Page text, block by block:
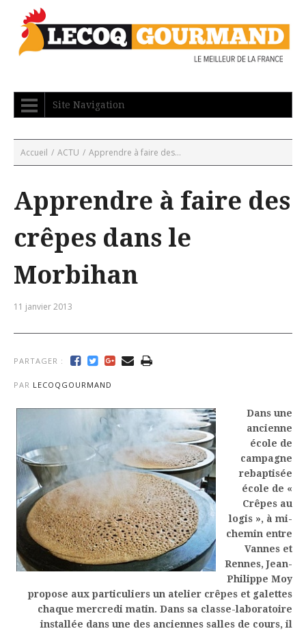
Site Navigation
Accueil / ACTU / Apprendre à faire des...
Apprendre à faire des
crêpes dans le
Morbihan
11 janvier 2013
PARTAGER :
PAR LECOQGOURMAND
Dans une
ancienne
école de
campagne
rebaptisée
école de «
Crêpes au
logis », à mi-
chemin entre
Vannes et
Rennes, Jean-
Philippe Moy
propose aux particuliers un atelier crêpes et galettes
chaque mercredi matin. Dans sa classe-laboratoire
installée dans une des anciennes salles de cours, il